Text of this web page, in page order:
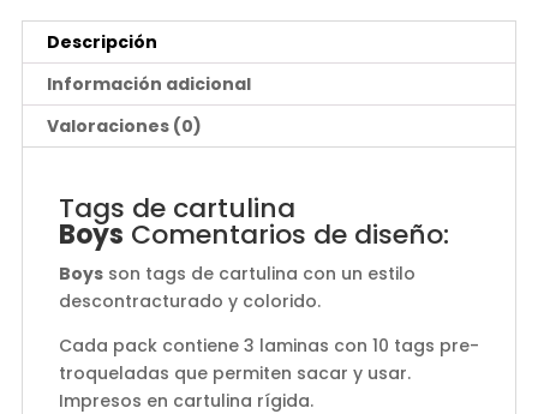
Descripción
Información adicional
Valoraciones (0)
Tags de cartulina
Boys Comentarios de diseño:
Boysson tags de cartulina con un estilo
descontracturado y colorido.
Cada pack contiene 3 laminas con 10 tags pre-
troqueladas que permiten sacar y usar.
Impresos en cartulina rígida.